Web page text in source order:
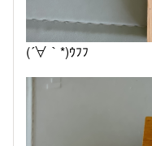
(´∀｀*)ｳﾌﾌ